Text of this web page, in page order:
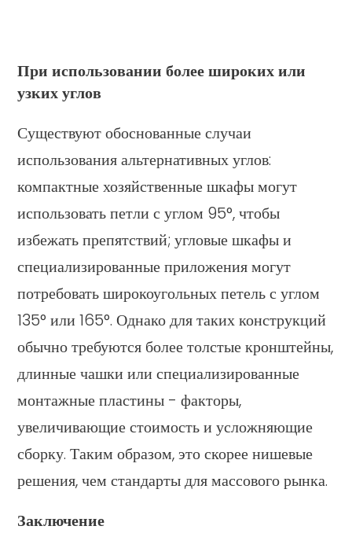
При использовании более широких или
узких углов
Существуют обоснованные случаи
использования альтернативных углов:
компактные хозяйственные шкафы могут
использовать петли с углом 95°, чтобы
избежать препятствий; угловые шкафы и
специализированные приложения могут
потребовать широкоугольных петель с углом
135° или 165°. Однако для таких конструкций
обычно требуются более толстые кронштейны,
длинные чашки или специализированные
монтажные пластины - факторы,
увеличивающие стоимость и усложняющие
сборку. Таким образом, это скорее нишевые
решения, чем стандарты для массового рынка.
Заключение